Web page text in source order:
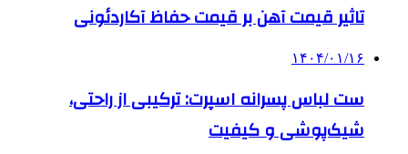
تاثیر قیمت آهن بر قیمت حفاظ آکاردئونی
۱۴۰۴/۰۱/۱۶
ست لباس پسرانه اسپرت: ترکیبی از راحتی،
شیک‌پوشی و کیفیت